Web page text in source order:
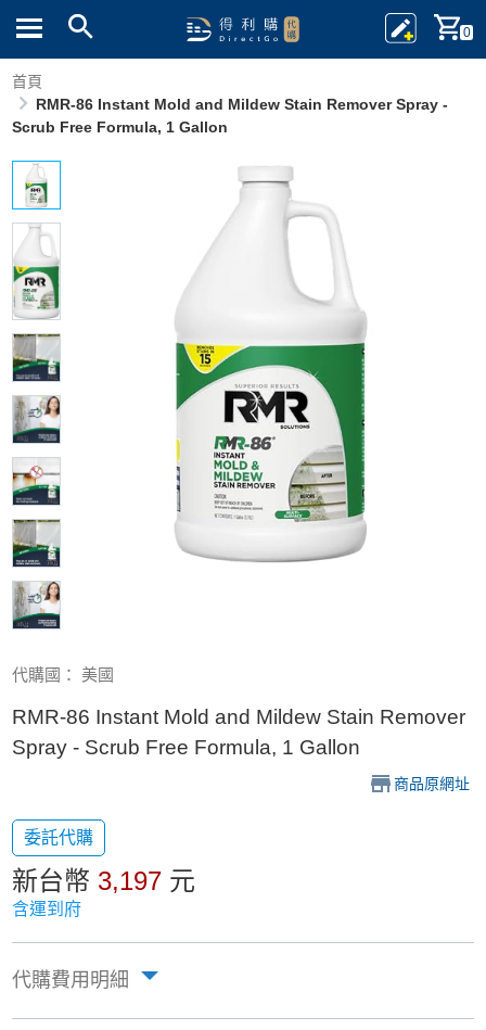
0
首頁
RMR-86 Instant Mold and Mildew Stain Remover Spray -
Scrub Free Formula, 1 Gallon
代購國： 美國
RMR-86 Instant Mold and Mildew Stain Remover
Spray - Scrub Free Formula, 1 Gallon
商品原網址
委託代購
新台幣 3,197 元
含運到府
代購費用明細